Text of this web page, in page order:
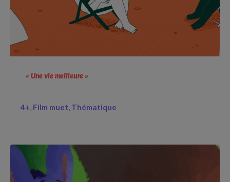
« Une vie meilleure »
4+ Film muet Thématique